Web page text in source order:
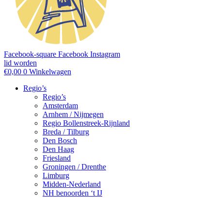
Facebook-square Facebook Instagram
lid worden
€0,00 0 Winkelwagen
Regio’s
Regio’s
Amsterdam
Arnhem / Nijmegen
Regio Bollenstreek-Rijnland
Breda / Tilburg
Den Bosch
Den Haag
Friesland
Groningen / Drenthe
Limburg
Midden-Nederland
NH benoorden ‘t IJ